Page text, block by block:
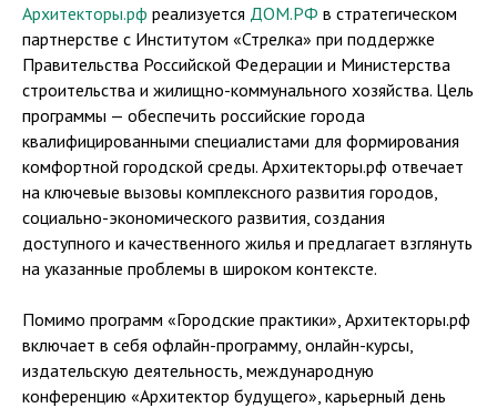
Архитекторы.рф реализуется ДОМ.РФ в стратегическом
партнерстве с Институтом «Стрелка» при поддержке
Правительства Российской Федерации и Министерства
строительства и жилищно-коммунального хозяйства. Цель
программы — обеспечить российские города
квалифицированными специалистами для формирования
комфортной городской среды. Архитекторы.рф отвечает
на ключевые вызовы комплексного развития городов,
социально-экономического развития, создания
доступного и качественного жилья и предлагает взглянуть
на указанные проблемы в широком контексте.
Помимо программ «Городские практики», Архитекторы.рф
включает в себя офлайн-программу, онлайн-курсы,
издательскую деятельность, международную
конференцию «Архитектор будущего», карьерный день